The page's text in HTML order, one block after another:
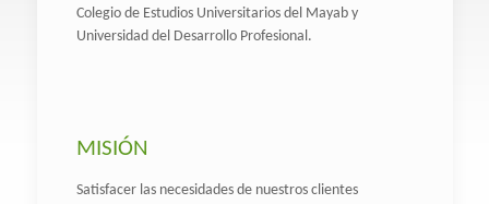
Colegio de Estudios Universitarios del Mayab y
Universidad del Desarrollo Profesional.
MISIÓN
Satisfacer las necesidades de nuestros clientes